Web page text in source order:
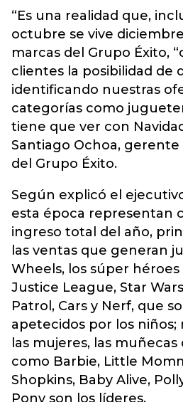
“Es una realidad que,
octubre se vive
marcas del Grupo Éxito,
clientes la posibilidad de
identificando nuestras
categorías como
tiene que ver con
Santiago Ochoa,
del Grupo Éxito.
Según explicó el
esta época representan
ingreso total del año,
las ventas que generan
Wheels, los súper
Justice League, Star
Patrol, Cars y Nerf, que
apetecidos por los niños;
las mujeres, las
como Barbie, Little
Shopkins, Baby Alive,
Pony son los líderes.